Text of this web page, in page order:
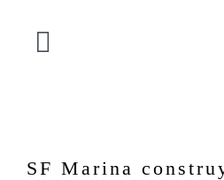
contenidoAlternar
SF Marina